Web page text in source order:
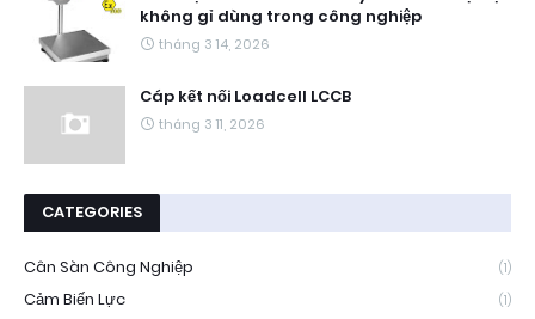
không gỉ dùng trong công nghiệp
tháng 3 14, 2026
Cáp kết nối Loadcell LCCB
tháng 3 11, 2026
CATEGORIES
Cân Sàn Công Nghiệp (1)
Cảm Biến Lực (1)